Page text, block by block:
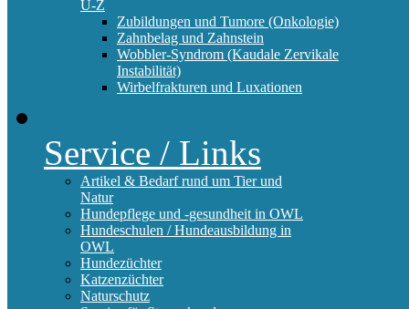
U-Z
Zubildungen und Tumore (Onkologie)
Zahnbelag und Zahnstein
Wobbler-Syndrom (Kaudale Zervikale
Instabilität)
Wirbelfrakturen und Luxationen
Service / Links
Artikel & Bedarf rund um Tier und
Natur
Hundepflege und -gesundheit in OWL
Hundeschulen / Hundeausbildung in
OWL
Hundezüchter
Katzenzüchter
Naturschutz